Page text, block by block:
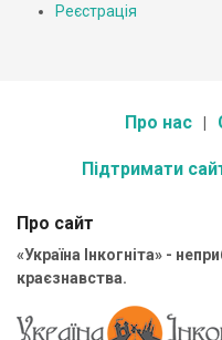
Реєстрація
Про нас
Підтримати
Про сайт
«Україна Інкогніта» -
краєзнавства.